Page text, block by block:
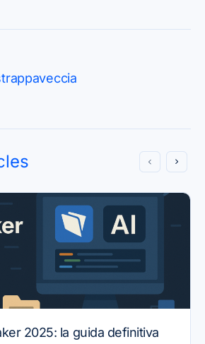
2025: la guida definitiva